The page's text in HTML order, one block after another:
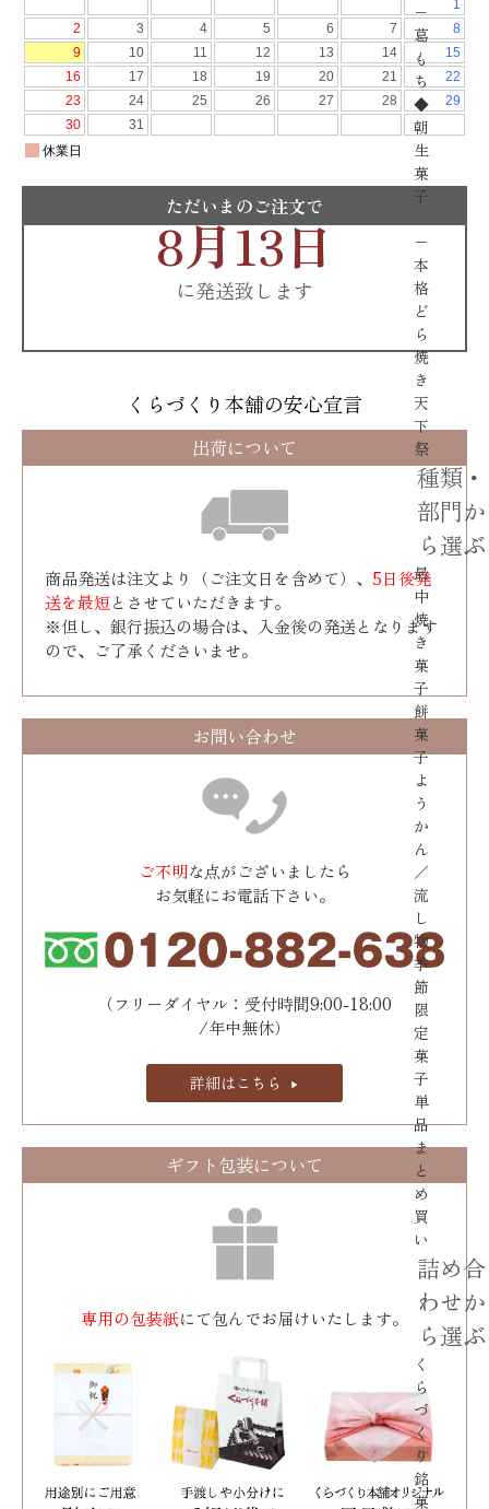
−
葛
も
ち
◆
朝
生
菓
子
−
本
格
ど
ら
焼
き
天
下
祭
種類・
部門か
ら選ぶ
最
中
焼
き
菓
子
餅
菓
子
よ
う
か
ん
／
流
し
物
季
節
限
定
菓
子
単
品
ま
と
め
買
い
詰め合
わせか
ら選ぶ
く
ら
づ
く
り
銘
菓
ただいまのご注文で
8月13日
に発送致します
くらづくり本舗の安心宣言
出荷について
商品発送は注文より（ご注文日を含めて）、 5日後発
送を最短とさせていただきます。
※但し、銀行振込の場合は、入金後の発送となります
ので、ご了承くださいませ。
お問い合わせ
ご不明な点がございましたら
お気軽にお電話下さい。
（フリーダイヤル：受付時間9:00-18:00
/年中無休）
詳細はこちら
ギフト包装について
専用の包装紙にて包んでお届けいたします。